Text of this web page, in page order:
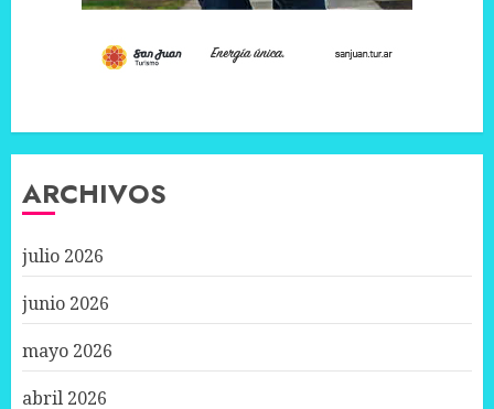
ARCHIVOS
julio 2026
junio 2026
mayo 2026
abril 2026